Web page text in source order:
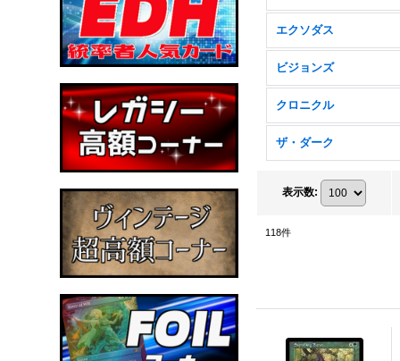
エクソダス
ビジョンズ
クロニクル
ザ・ダーク
表示数:
118件